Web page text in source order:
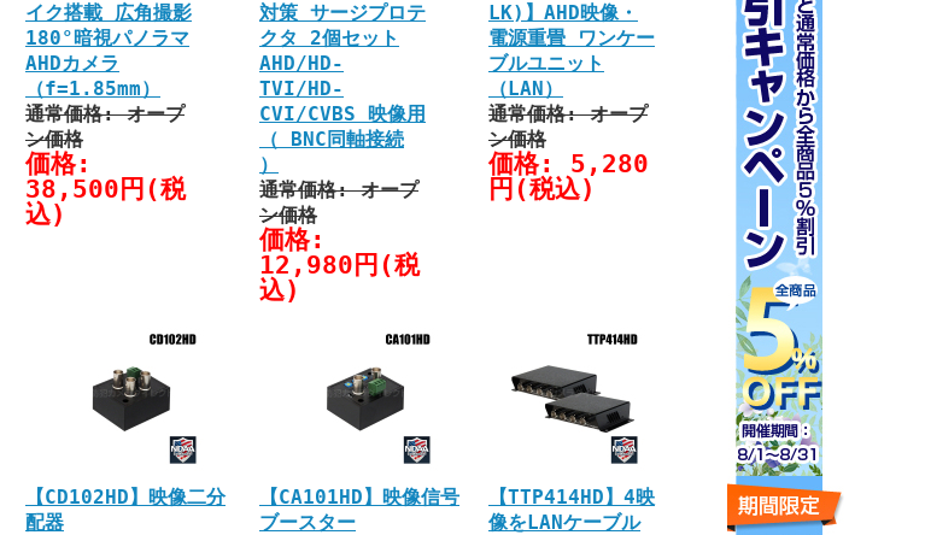
イク搭載 広角撮影
180°暗視パノラマ
AHDカメラ
（f=1.85mm）
通常価格: オープ
ン価格
価格:
38,500円(税
込)
対策 サージプロテ
クタ 2個セット
AHD/HD-
TVI/HD-
CVI/CVBS 映像用
（ BNC同軸接続
）
通常価格: オープ
ン価格
価格:
12,980円(税
込)
LK)】AHD映像・
電源重畳 ワンケー
ブルユニット
（LAN）
通常価格: オープ
ン価格
価格: 5,280
円(税込)
【CD102HD】映像二分
配器
【CA101HD】映像信号
ブースター
【TTP414HD】4映
像をLANケーブル